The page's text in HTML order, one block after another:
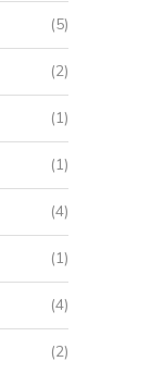
(5)
(2)
(1)
(1)
(4)
(1)
(4)
(2)